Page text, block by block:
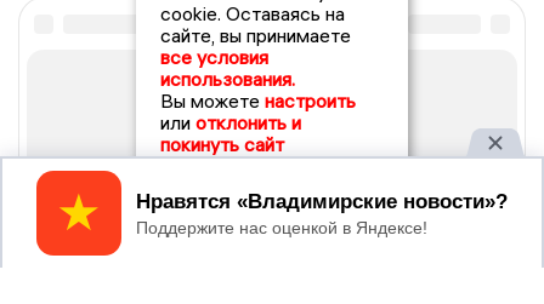
cookie. Оставаясь на
сайте, вы принимаете
все условия
использования.
Вы можете настроить
или отклонить и
покинуть сайт
Принять